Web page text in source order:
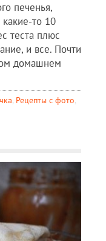
печенья,
то 10
теста плюс
и все. Почти
домашнем
, Рецепты c фото,